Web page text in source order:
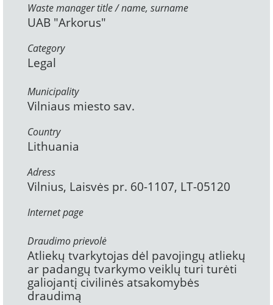
Waste manager title / name, surname
UAB "Arkorus"
Category
Legal
Municipality
Vilniaus miesto sav.
Country
Lithuania
Adress
Vilnius, Laisvės pr. 60-1107, LT-05120
Internet page
Draudimo prievolė
Atliekų tvarkytojas dėl pavojingų atliekų
ar padangų tvarkymo veiklų turi turėti
galiojantį civilinės atsakomybės
draudimą